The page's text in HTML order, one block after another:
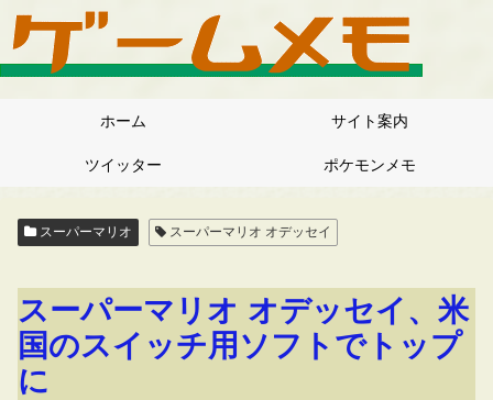
ホーム サイト案内
ツイッター ポケモンメモ
スーパーマリオ スーパーマリオ オデッセイ
スーパーマリオ オデッセイ、米
国のスイッチ用ソフトでトップ
に